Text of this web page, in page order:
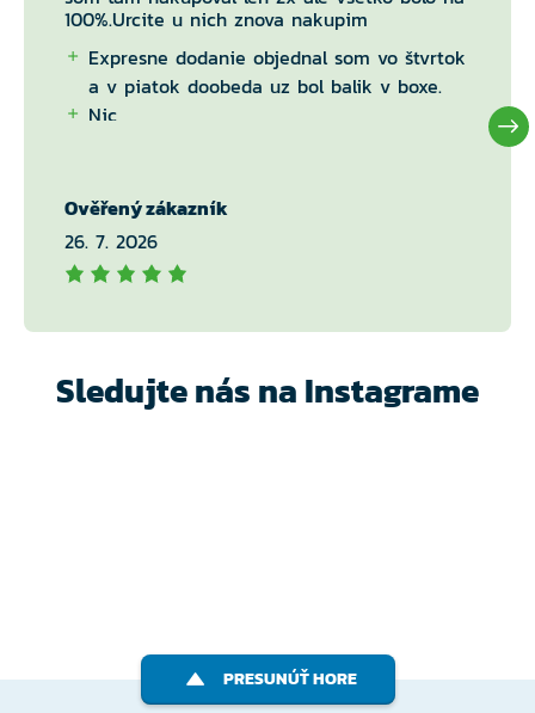
100%.Urcite u nich znova nakupim
Expresne dodanie objednal som vo štvrtok
a v piatok doobeda uz bol balik v boxe.
Nic
Ověřený zákazník
26. 7. 2026
Sledujte nás na Instagrame
PRESUNÚŤ HORE